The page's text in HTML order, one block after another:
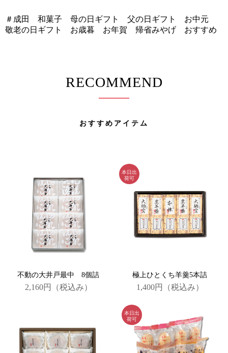
＃成田 和菓子 母の日ギフト 父の日ギフト お中元
敬老の日ギフト お歳暮 お年賀 帰省みやげ おすすめ
RECOMMEND
おすすめアイテム
不動の大井戸最中 8個詰
2,160円 （税込み）
極上ひとくち羊羹5本詰
1,400円 （税込み）